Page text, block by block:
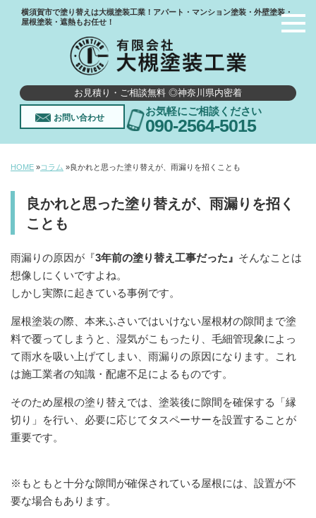
横須賀市で塗り替えは大槻塗装工業！アパート・マンション塗装・外壁塗装・
屋根塗装・遮熱もお任せ！
お見積り・ご相談無料 ◎神奈川県内密着
お問い合わせ
お気軽にご相談ください
090-2564-5015
HOME »コラム »良かれと思った塗り替えが、雨漏りを招くことも
良かれと思った塗り替えが、雨漏りを招く
ことも
雨漏りの原因が『3年前の塗り替え工事だった』 そんなことは
想像しにくいですよね。
しかし実際に起きている事例です。
屋根塗装の際、本来ふさいではいけない屋根材の隙間まで塗
料で覆ってしまうと、湿気がこもったり、毛細管現象によっ
て雨水を吸い上げてしまい、雨漏りの原因になります。これ
は施工業者の知識・配慮不足によるものです。
そのため屋根の塗り替えでは、塗装後に隙間を確保する「縁
切り」
を行い、必要に応じて タスペーサーを設置することが
重要です。
※もともと十分な隙間が確保されている屋根には、設置が不
要な場合もあります。